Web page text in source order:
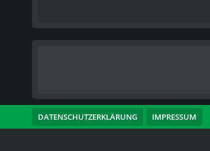
DATENSCHUTZERKLÄRUNG IMPRESSUM